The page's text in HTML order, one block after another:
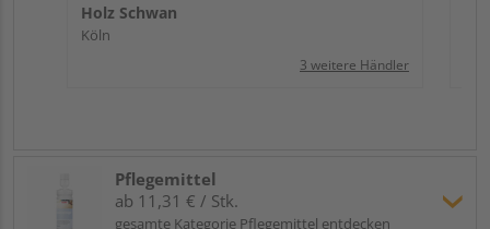
Holz Schwan
Köln
3 weitere Händler
Pflegemittel
ab 11,31 € / Stk.
gesamte Kategorie Pflegemittel entdecken